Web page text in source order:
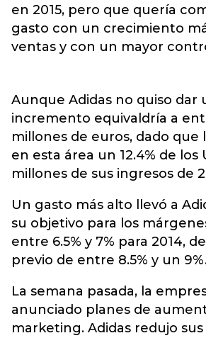
en 2015, pero que quería
gasto con un crecimiento
ventas y con un mayor
Aunque Adidas no quiso dar
incremento equivaldría a
millones de euros, dado que
en esta área un 12.4% de los
millones de sus ingresos de
Un gasto más alto llevó a
su objetivo para los
entre 6.5% y 7% para 2014,
previo de entre 8.5% y un
La semana pasada, la
anunciado planes de
marketing. Adidas redujo